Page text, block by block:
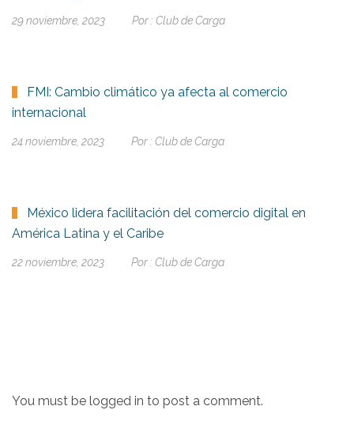
29 noviembre, 2023 Por : Club de Carga
FMI: Cambio climático ya afecta al comercio
internacional
24 noviembre, 2023 Por : Club de Carga
México lidera facilitación del comercio digital en
América Latina y el Caribe
22 noviembre, 2023 Por : Club de Carga
You must be logged in to post a comment.